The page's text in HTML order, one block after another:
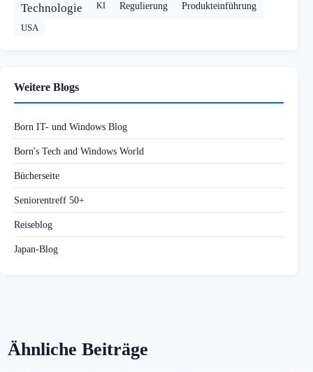
Technologie KI Regulierung Produkteinführung
USA
Weitere Blogs
Born IT- und Windows Blog
Born's Tech and Windows World
Bücherseite
Seniorentreff 50+
Reiseblog
Japan-Blog
Ähnliche Beiträge